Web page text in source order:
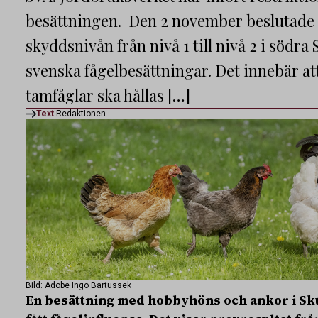
besättningen. Den 2 november
skyddsnivån från nivå 1 till nivå 2 i södra
svenska fågelbesättningar. Det innebär
tamfåglar ska hållas […]
Text Redaktionen
Bild: Adobe Ingo Bartussek
En besättning med hobbyhöns och ankor i